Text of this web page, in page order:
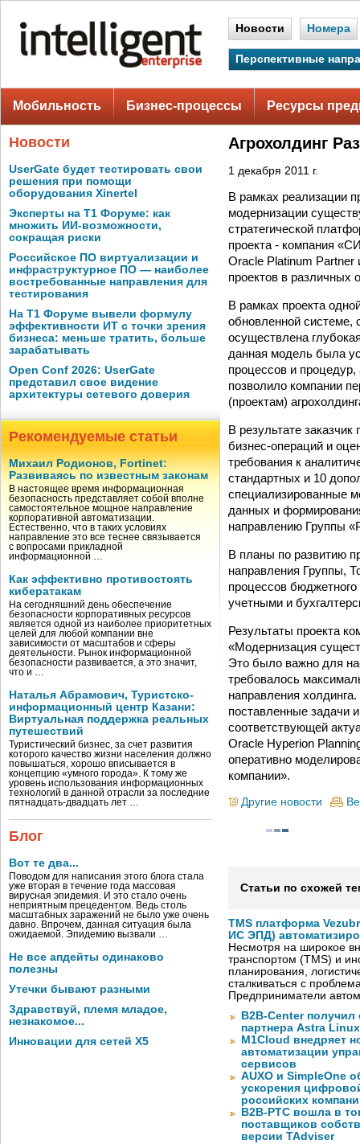
Новости Номера
Перспективные
Мобильность Бизнес-процессы Ресурсы
Новости
UserGate будет тестировать свои
решения при помощи
оборудования Xinertel
Эксперты на Т1 Форуме: как
множить ИИ-возможности,
сокращая риски
Российское ПО виртуализации и
инфраструктурное ПО — наиболее
востребованные направления для
тестирования
На Т1 Форуме вывели формулу
эффективности ИТ с точки зрения
бизнеса: меньше тратить, больше
зарабатывать
Open Conf 2026: UserGate
представил свое видение
архитектуры сетевого доверия
Рекомендуемые статьи
Михаил Родионов, Fortinet:
Развиваясь по известным законам
В настоящее время информационная
безопасность представляет собой вполне
самостоятельное мощное направление
корпоративной автоматизации.
Естественно, что в таких условиях
направление это все теснее связывается
с вопросами прикладной
информационной …
Как эффективно противостоять
кибератакам
На сегодняшний день обеспечение
безопасности корпоративных ресурсов
является одной из наиболее приоритетных
целей для любой компании вне
зависимости от масштабов и сферы
деятельности. Рынок информационной
безопасности развивается, а это значит,
что и …
Наталья Абрамович, Туристско-
информационный центр Казани:
Виртуальная поддержка реальных
путешествий
Туристический бизнес, за счет развития
которого качество жизни населения должно
повышаться, хорошо вписывается в
концепцию «умного города». К тому же
уровень использования информационных
технологий в данной отрасли за последние
пятнадцать-двадцать лет …
Блог
Вот те два...
Поводом для написания этого блога стала
уже вторая в течение года массовая
вирусная эпидемия. И это стало очень
неприятным прецедентом. Ведь столь
масштабных заражений не было уже очень
давно. Впрочем, данная ситуация была
ожидаемой. Эпидемию вызвали …
Не все апдейты одинаково
полезны
Утечки бывают разными
Здравствуй, племя младое,
незнакомое...
Инновации для сетей X5
Агрохолдинг
1 декабря 2011 г.
В рамках реализации
модернизации
стратегической
проекта - компания
Oracle Platinum
проектов в различных
В рамках проекта
обновленной
осуществлена
данная модель была
процессов и
позволило компании
(проектам)
В результате
бизнес-операций и
требования к
стандартных и 10
специализированные
данных и
направлению Группы
В планы по развитию
направления Группы,
процессов
учетными и
Результаты проекта
«Модернизация
Это было важно для
требовалось
направления
поставленные задачи
соответствующей
Oracle Hyperion
оперативно
компании».
Другие новости
Статьи по схожей
TMS платформа
ИС ЭПД)
Несмотря на широкое
транспортом (TMS) и
планирования,
сталкиваться с
Предприниматели
B2B-Center получил
партнера Astra Linux
M1Cloud внедряет
автоматизации
сервисов
AUXO и SimpleOne
ускорения
российских
B2B-РТС вошла в
поставщиков
версии TAdviser